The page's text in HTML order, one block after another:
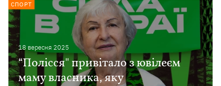
18 вересня 2025
“Полісся" привітало з ювілеєм
маму власника, яку
СПОРТ